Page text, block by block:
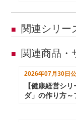
■ 関連シリー
■ 関連商品・
2026年07月30日
【健康経営シ
ダ」の作り方～